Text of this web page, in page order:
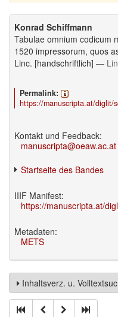
Konrad Schiffmann
Tabulae omnium codicum
1520 impressorum, quos
Linc. [handschriftlich] —
Permalink:
https://manuscripta.at/diglit/
Kontakt und Feedback:
manuscripta@oeaw.ac.at
Startseite des Bandes
IIIF Manifest:
https://manuscripta.at/
Metadaten:
METS
Inhaltsverz. u.